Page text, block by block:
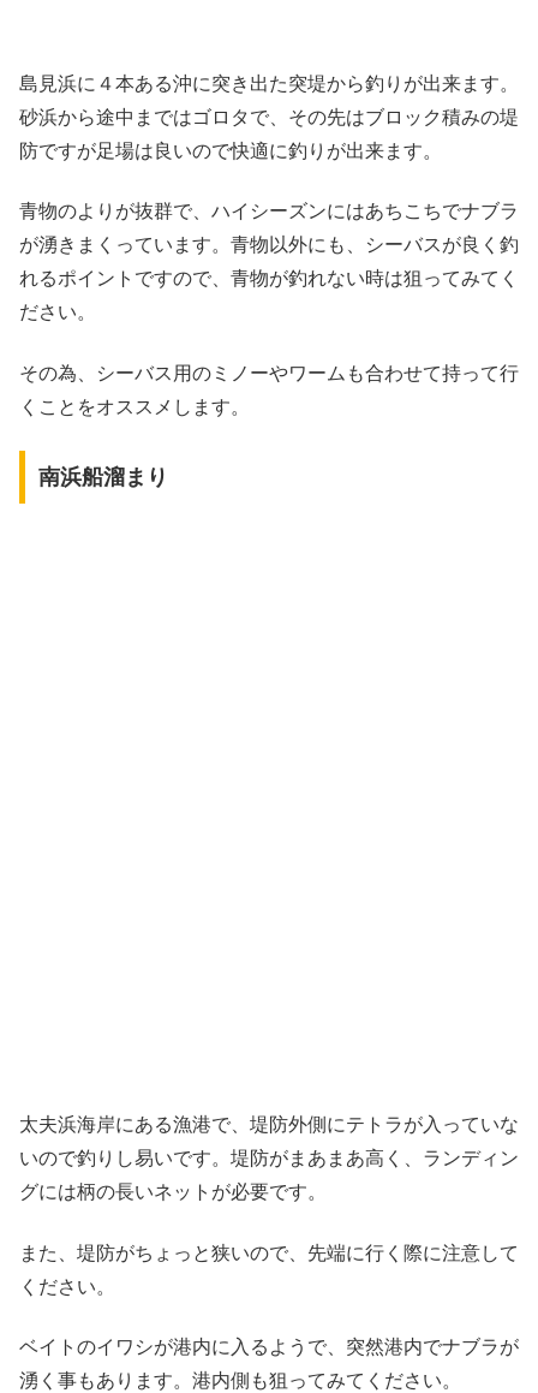
島見浜に４本ある沖に突き出た突堤から釣りが出来ます。
砂浜から途中まではゴロタで、その先はブロック積みの堤
防ですが足場は良いので快適に釣りが出来ます。
青物のよりが抜群で、ハイシーズンにはあちこちでナブラ
が湧きまくっています。青物以外にも、シーバスが良く釣
れるポイントですので、青物が釣れない時は狙ってみてく
ださい。
その為、シーバス用のミノーやワームも合わせて持って行
くことをオススメします。
南浜船溜まり
太夫浜海岸にある漁港で、堤防外側にテトラが入っていな
いので釣りし易いです。堤防がまあまあ高く、ランディン
グには柄の長いネットが必要です。
また、堤防がちょっと狭いので、先端に行く際に注意して
ください。
ベイトのイワシが港内に入るようで、突然港内でナブラが
湧く事もあります。港内側も狙ってみてください。